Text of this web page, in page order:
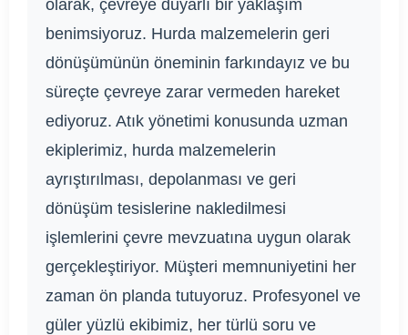
olarak, çevreye duyarlı bir yaklaşım
benimsiyoruz. Hurda malzemelerin geri
dönüşümünün öneminin farkındayız ve bu
süreçte çevreye zarar vermeden hareket
ediyoruz. Atık yönetimi konusunda uzman
ekiplerimiz, hurda malzemelerin
ayrıştırılması, depolanması ve geri
dönüşüm tesislerine nakledilmesi
işlemlerini çevre mevzuatına uygun olarak
gerçekleştiriyor. Müşteri memnuniyetini her
zaman ön planda tutuyoruz. Profesyonel ve
güler yüzlü ekibimiz, her türlü soru ve